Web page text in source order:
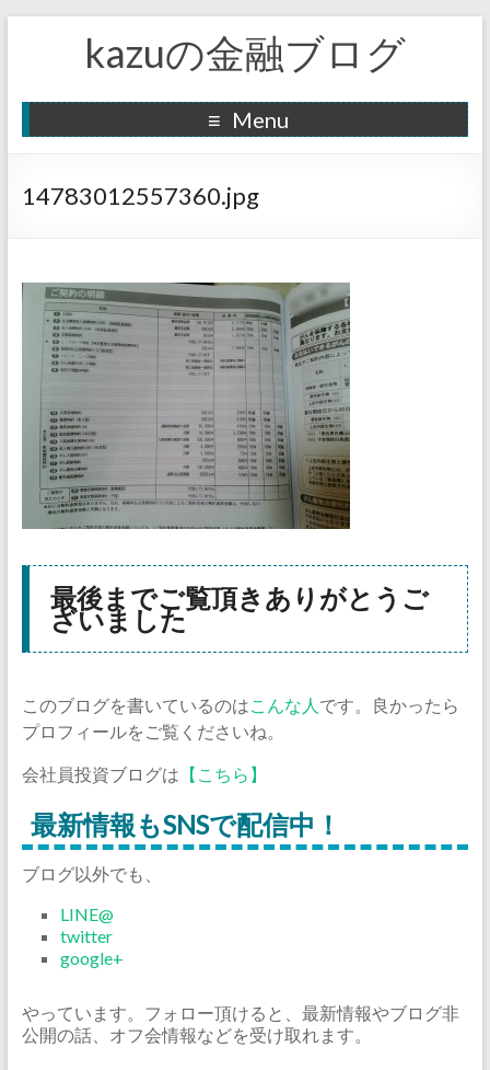
kazuの金融ブログ
Menu
14783012557360.jpg
最後までご覧頂きありがとうご
ざいました
このブログを書いているのはこんな人 です。良かったら
プロフィールをご覧くださいね。
会社員投資ブログは 【こちら】
最新情報もSNSで配信中！
ブログ以外でも、
LINE@
twitter
google+
やっています。フォロー頂けると、最新情報やブログ非
公開の話、オフ会情報などを受け取れます。